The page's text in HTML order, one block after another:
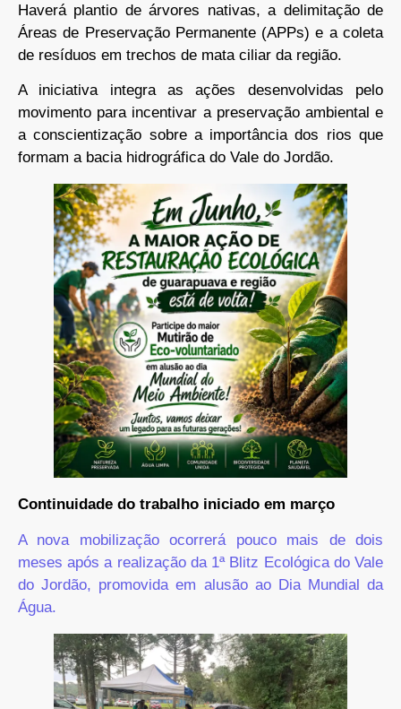
Haverá plantio de árvores nativas, a delimitação de
Áreas de Preservação Permanente (APPs) e a coleta
de resíduos em trechos de mata ciliar da região.
A iniciativa integra as ações desenvolvidas pelo
movimento para incentivar a preservação ambiental e
a conscientização sobre a importância dos rios que
formam a bacia hidrográfica do Vale do Jordão.
Continuidade do trabalho iniciado em março
A nova mobilização ocorrerá pouco mais de dois
meses após a realização da 1ª Blitz Ecológica do Vale
do Jordão, promovida em alusão ao Dia Mundial da
Água.